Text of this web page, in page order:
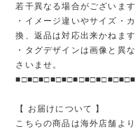
若干異なる場合がございます
・イメージ違いやサイズ・
換、返品は対応出来かねます
・タグデザインは画像と異
さいませ。
【 お届けについて 】
こちらの商品は海外店舗よ